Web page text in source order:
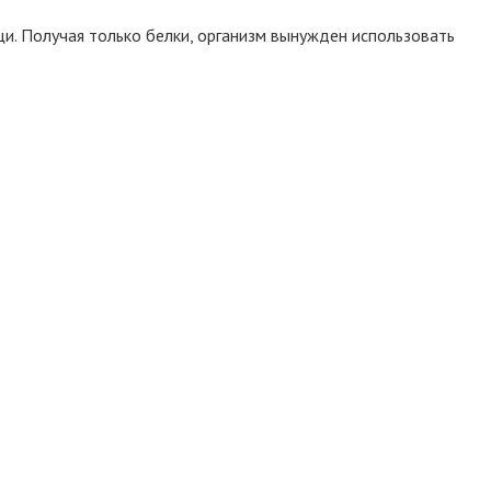
Получая только белки, организм вынужден использовать